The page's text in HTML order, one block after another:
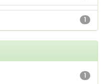
1
1